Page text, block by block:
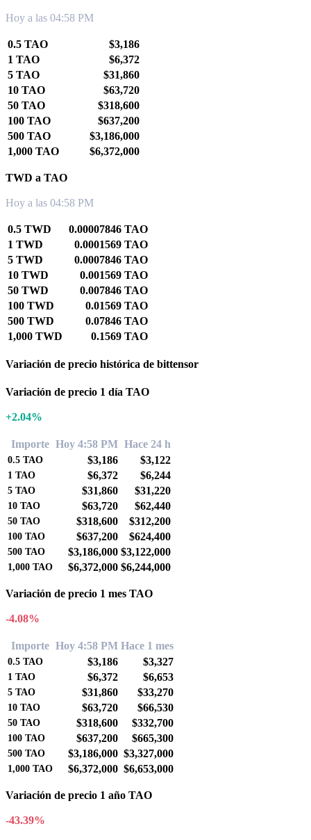
Hoy a las 04:58 PM
0.5 TAO
$3,186
1 TAO
$6,372
5 TAO
$31,860
10 TAO
$63,720
50 TAO
$318,600
100 TAO
$637,200
500 TAO
$3,186,000
1,000 TAO
$6,372,000
TWD a TAO
Hoy a las 04:58 PM
0.5 TWD
0.00007846 TAO
1 TWD
0.0001569 TAO
5 TWD
0.0007846 TAO
10 TWD
0.001569 TAO
50 TWD
0.007846 TAO
100 TWD
0.01569 TAO
500 TWD
0.07846 TAO
1,000 TWD
0.1569 TAO
Variación de precio histórica de bittensor
Variación de precio 1 día TAO
+2.04%
Importe Hoy 4:58 PM Hace 24 h
0.5 TAO $3,186 $3,122
1 TAO $6,372 $6,244
5 TAO $31,860 $31,220
10 TAO $63,720 $62,440
50 TAO $318,600 $312,200
100 TAO $637,200 $624,400
500 TAO $3,186,000 $3,122,000
1,000 TAO $6,372,000 $6,244,000
Variación de precio 1 mes TAO
-4.08%
Importe Hoy 4:58 PM Hace 1 mes
0.5 TAO $3,186 $3,327
1 TAO $6,372 $6,653
5 TAO $31,860 $33,270
10 TAO $63,720 $66,530
50 TAO $318,600 $332,700
100 TAO $637,200 $665,300
500 TAO $3,186,000 $3,327,000
1,000 TAO $6,372,000 $6,653,000
Variación de precio 1 año TAO
-43.39%